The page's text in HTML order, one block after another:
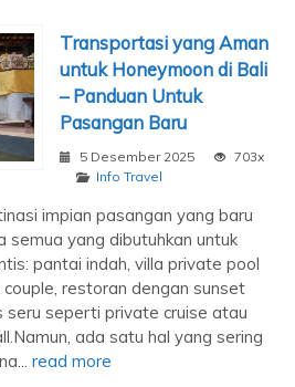
Transportasi yang Aman
untuk Honeymoon di Bali
– Panduan Untuk
Pasangan Baru
5 Desember 2025
703x
Info Travel
impian pasangan yang baru
semua yang dibutuhkan untuk
pantai indah, villa private pool
restoran dengan sunset
seru seperti private cruise atau
ada satu hal yang sering
read more